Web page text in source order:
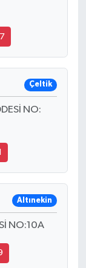
Çeltik
NO:
Altınekin
NO:10A